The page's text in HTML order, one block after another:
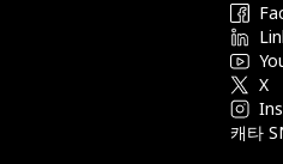
X
캐타